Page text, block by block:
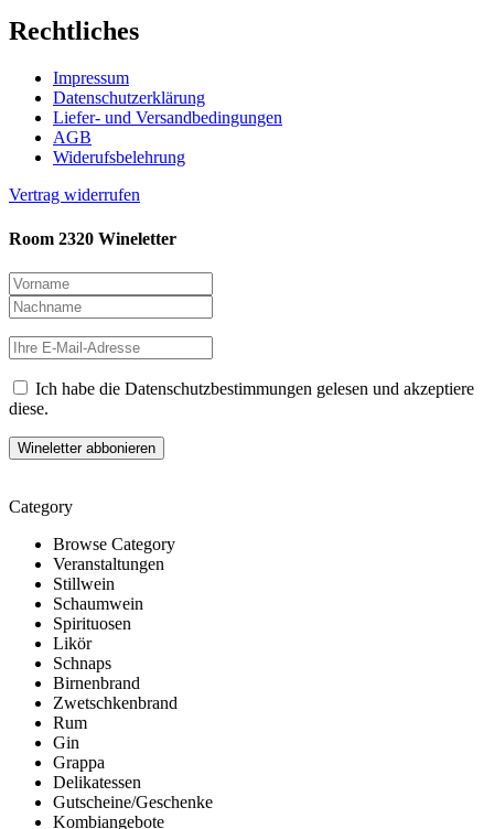
Rechtliches
Impressum
Datenschutzerklärung
Liefer- und Versandbedingungen
AGB
Widerufsbelehrung
Vertrag widerrufen
Room 2320 Wineletter
Ich habe die Datenschutzbestimmungen gelesen und akzeptiere
diese.
Category
Browse Category
Veranstaltungen
Stillwein
Schaumwein
Spirituosen
Likör
Schnaps
Birnenbrand
Zwetschkenbrand
Rum
Gin
Grappa
Delikatessen
Gutscheine/Geschenke
Kombiangebote